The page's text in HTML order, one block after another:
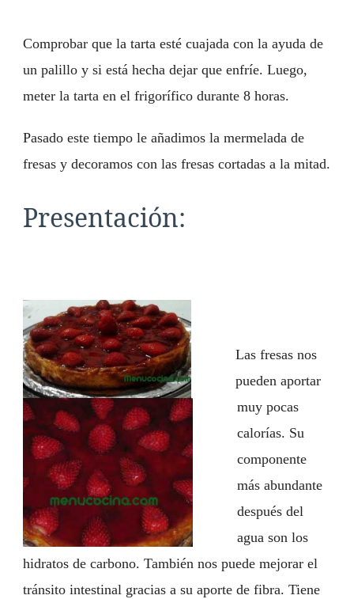
Comprobar que la tarta esté cuajada con la ayuda de
un palillo y si está hecha dejar que enfríe. Luego,
meter la tarta en el frigorífico durante 8 horas.
Pasado este tiempo le añadimos la mermelada de
fresas y decoramos con las fresas cortadas a la mitad.
Presentación:
Las fresas nos
pueden aportar
muy pocas
calorías. Su
componente
más abundante
después del
agua son los
hidratos de carbono. También nos puede mejorar el
tránsito intestinal gracias a su aporte de fibra. Tiene